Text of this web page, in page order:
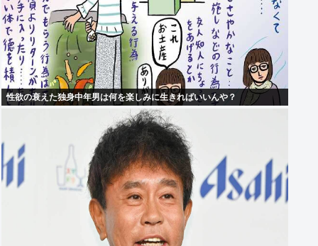
性欲の衰えた独身中年男は何を楽しみに生きればいいんや？